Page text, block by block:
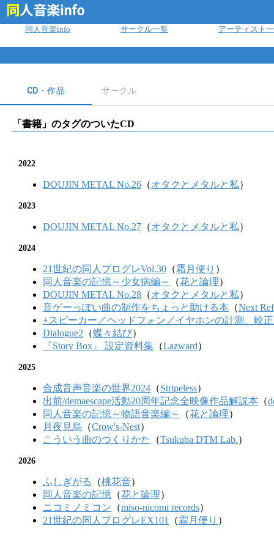
同人音楽info サークル一覧 アーティスト
CD・作品 サークル
「 書籍 」のタグのついたCD
2022
DOUJIN METAL No.26 （オタクとメタルと私）
2023
DOUJIN METAL No.27 （オタクとメタルと私）
2024
21世紀の同人プログレVol.30 （霜月便り ）
同人音楽の記憶～少女病編～
（花と論理）
DOUJIN METAL No.28 （オタクとメタルと私）
音ゲーっぽい曲の制作をちょっと助ける本 （Next
+スピーカー／ヘッドフォン／イヤホンの計測、較
Dialogue2 （蝶々結び）
『Story Box』 設定資料集 （Lazward）
2025
合成音声音楽の世界2024 （Stripeless）
出前/demaescape活動20周年記念全映像作品解説本 （
同人音楽の記憶～物語音楽編～
（花と論理）
月夜見烏 （Crow's-Nest）
こういう曲のつくりかた
（Tsukuba DTM Lab.）
2026
ふしぎがる （桃花音）
同人音楽の記憶 （花と論理）
ニコミノミコン （miso-nicomi records）
21世紀の同人プログレEX101
（霜月便り ）